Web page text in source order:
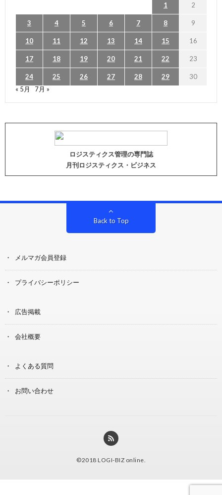
1 2
3 4 5 6 7 8 9
10 11 12 13 14 15 16
17 18 19 20 21 22 23
24 25 26 27 28 29
30
« 5月
7月 »
ロジスティクス管理の専門誌
月刊ロジスティクス・ビジネス
Back to Top
メルマガ会員登録
プライバシーポリシー
広告掲載
会社概要
よくある質問
お問い合わせ
©2018 LOGI-BIZ online